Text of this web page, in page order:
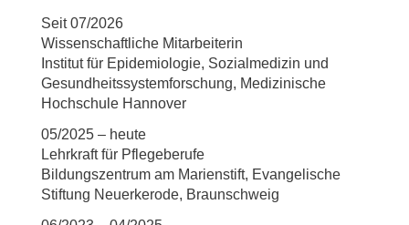
Seit 07/2026
Wissenschaftliche Mitarbeiterin
Institut für Epidemiologie, Sozialmedizin und
Gesundheitssystemforschung, Medizinische
Hochschule Hannover
05/2025 – heute
Lehrkraft für Pflegeberufe
Bildungszentrum am Marienstift, Evangelische
Stiftung Neuerkerode, Braunschweig